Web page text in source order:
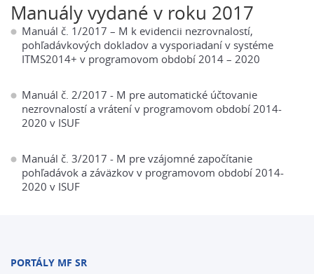
Manuály vydané v roku 2017
Manuál č. 1/2017 – M k evidencii nezrovnalostí,
pohľadávkových dokladov a vysporiadaní v systéme
ITMS2014+ v programovom období 2014 – 2020
Manuál č. 2/2017 - M pre automatické účtovanie
nezrovnalostí a vrátení v programovom období 2014-
2020 v ISUF
Manuál č. 3/2017 - M pre vzájomné započítanie
pohľadávok a záväzkov v programovom období 2014-
2020 v ISUF
PORTÁLY MF SR